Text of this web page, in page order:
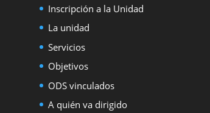
Inscripción a la Unidad
La unidad
Servicios
Objetivos
ODS vinculados
A quién va dirigido